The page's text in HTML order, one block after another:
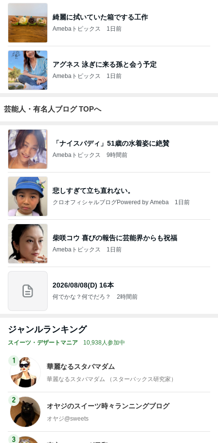
綺麗に拭いていた箱でする工作
Amebaトピックス 1日前
アグネス 泳ぎに来る孫と会う予定
Amebaトピックス 1日前
芸能人・有名人ブログ TOPへ
「ナイスバディ」51歳の水着姿に絶賛
Amebaトピックス 9時間前
悲しすぎて立ち直れない。
クロオフィシャルブログPowered by Ameba 1日前
柴咲コウ 喜びの報告に芸能界からも祝福
Amebaトピックス 1日前
2026/08/08(D) 16本
何でかな？何でだろ？ 2時間前
ジャンルランキング
スイーツ・デザートマニア 10,938人参加中
1
華麗なるスタバマダム
華麗なるスタバマダム （スターバックス研究家）
2
オヤジのスイーツ時々ランニングブログ
オヤジ@sweets
3